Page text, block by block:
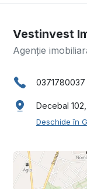
Vestinvest
Agenție
0371780037
Decebal
Deschide în